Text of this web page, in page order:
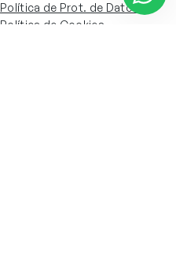
Política de Prot. de Datos
Política de Cookies